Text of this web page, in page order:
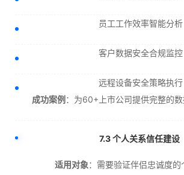
员工工作效率智能分析
客户数据安全合规监控
远程设备安全策略执行
成功案例 ：为60+上市公司提供完整的
7.3 个人关系信任建设
适用对象：需要验证伴侣忠诚度的